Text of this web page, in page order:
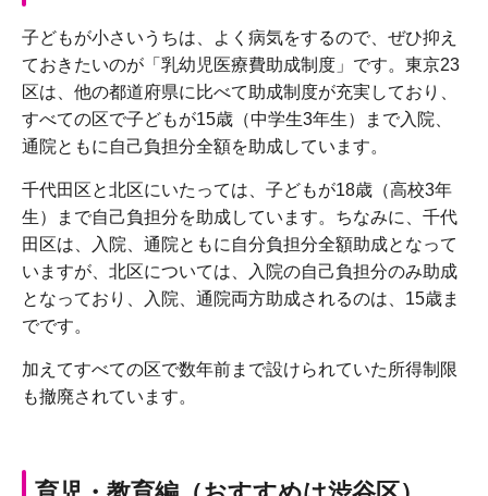
子どもが小さいうちは、よく病気をするので、ぜひ抑え
ておきたいのが「乳幼児医療費助成制度」です。東京23
区は、他の都道府県に比べて助成制度が充実しており、
すべての区で子どもが15歳（中学生3年生）まで入院、
通院ともに自己負担分全額を助成しています。
千代田区と北区にいたっては、子どもが18歳（高校3年
生）まで自己負担分を助成しています。ちなみに、千代
田区は、入院、通院ともに自分負担分全額助成となって
いますが、北区については、入院の自己負担分のみ助成
となっており、入院、通院両方助成されるのは、15歳ま
でです。
加えてすべての区で数年前まで設けられていた所得制限
も撤廃されています。